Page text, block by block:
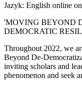
Jazyk: English online
'MOVING BEYOND
DEMOCRATIC
Throughout 2022, we
Beyond De-
inviting scholars and
phenomenon and seek